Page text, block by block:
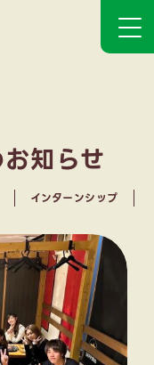
知らせ
インターンシップ